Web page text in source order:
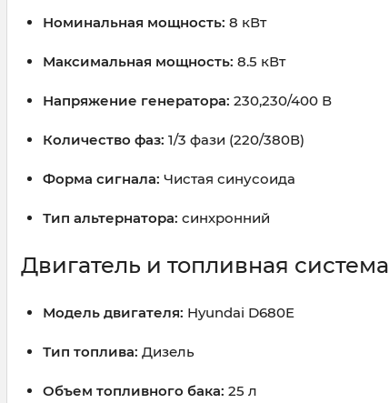
Номинальная мощность: 8 кВт
Максимальная мощность: 8.5 кВт
Напряжение генератора: 230,230/400 В
Количество фаз: 1/3 фази (220/380В)
Форма сигнала: Чистая синусоида
Тип альтернатора: синхронний
Двигатель и топливная система
Модель двигателя: Hyundai D680E
Тип топлива: Дизель
Объем топливного бака: 25 л